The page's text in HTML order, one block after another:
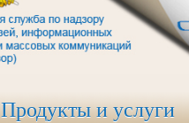
Продукты и услуги